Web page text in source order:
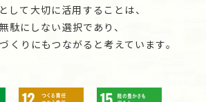
して大切に活用することは、
駄にしない選択であり、
くりにもつながると考えています。